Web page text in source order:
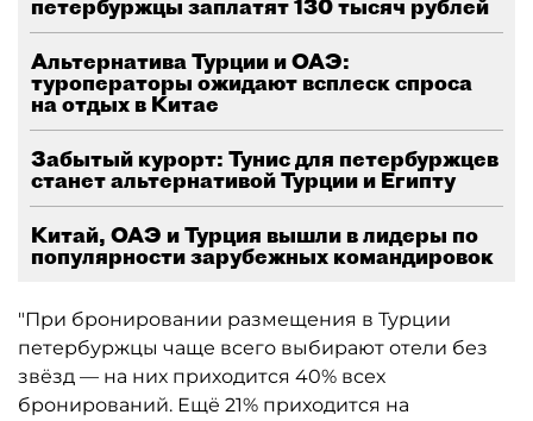
петербуржцы заплатят 130 тысяч рублей
Альтернатива Турции и ОАЭ:
туроператоры ожидают всплеск спроса
на отдых в Китае
Забытый курорт: Тунис для петербуржцев
станет альтернативой Турции и Египту
Китай, ОАЭ и Турция вышли в лидеры по
популярности зарубежных командировок
"При бронировании размещения в Турции
петербуржцы чаще всего выбирают отели без
звёзд — на них приходится 40% всех
бронирований. Ещё 21% приходится на